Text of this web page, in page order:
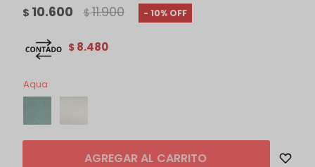
$ 10.600 $ 11.900 10
$ 8.480
Aqua
AGREGAR AL CARRITO